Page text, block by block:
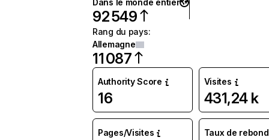
Dans le monde entier
92 549
Rang du pays:
Allemagne
11 087
Authority Score
16
Visites
431,24 k
Pages/Visites Taux de rebond